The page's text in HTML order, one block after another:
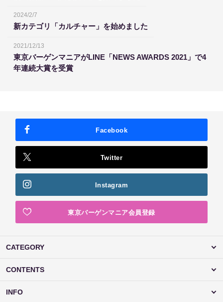
2024/2/7
新カテゴリ「カルチャー」を始めました
2021/12/13
東京バーゲンマニアがLINE「NEWS AWARDS 2021」で4
年連続大賞を受賞
Facebook
Twitter
Instagram
東京バーゲンマニア会員登録
CATEGORY
CONTENTS
INFO